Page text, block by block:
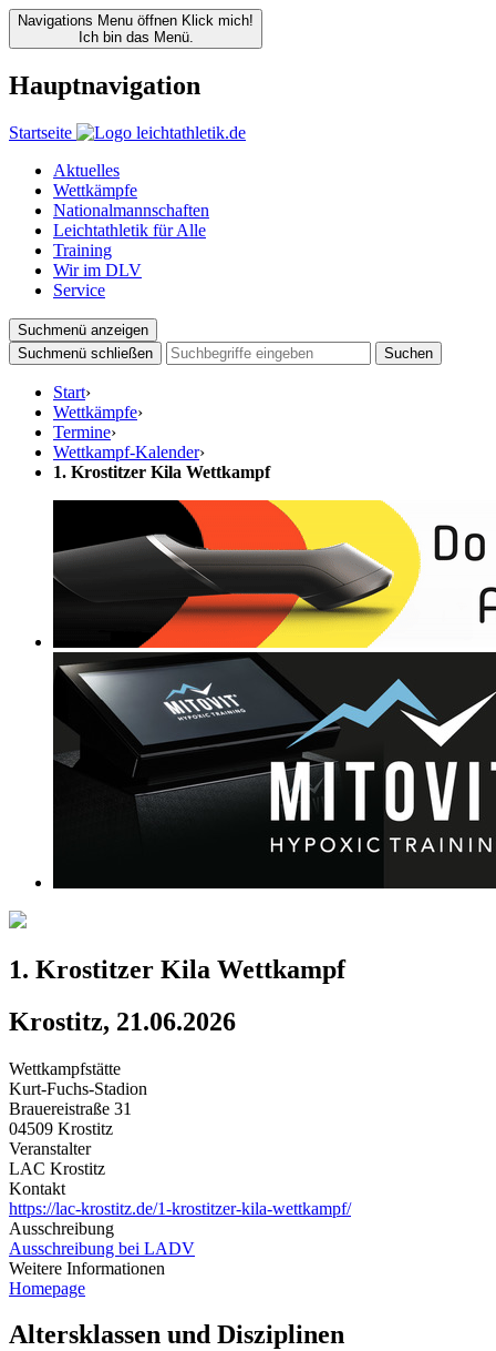
Navigations Menu öffnen Klick mich!
Ich bin das Menü.
Hauptnavigation
Startseite
Aktuelles
Wettkämpfe
Nationalmannschaften
Leichtathletik für Alle
Training
Wir im DLV
Service
Suchmenü anzeigen
Suchmenü schließen
Suchen
Start›
Wettkämpfe›
Termine›
Wettkampf-Kalender›
1. Krostitzer Kila Wettkampf
1. Krostitzer Kila Wettkampf
Krostitz, 21.06.2026
Wettkampfstätte
Kurt-Fuchs-Stadion
Brauereistraße 31
04509 Krostitz
Veranstalter
LAC Krostitz
Kontakt
https://lac-krostitz.de/1-krostitzer-kila-wettkampf/
Ausschreibung
Ausschreibung bei LADV
Weitere Informationen
Homepage
Altersklassen und Disziplinen